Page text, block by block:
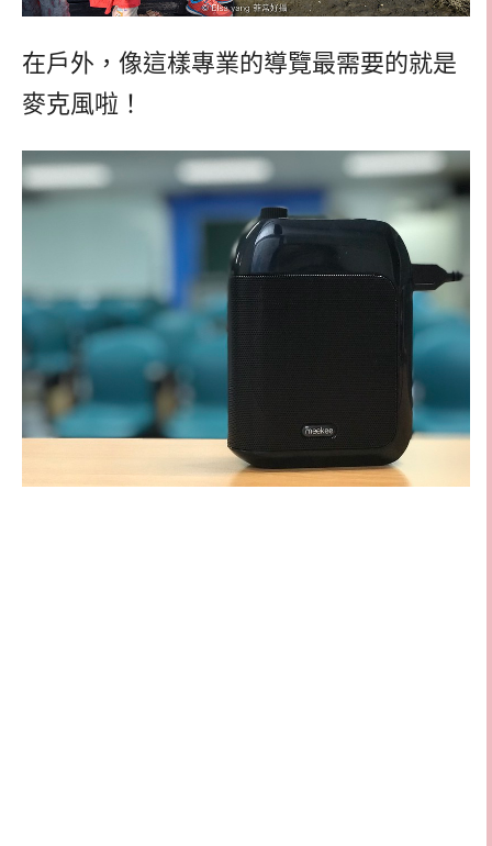
在戶外，像這樣專業的導覽最需要的就是
麥克風啦！